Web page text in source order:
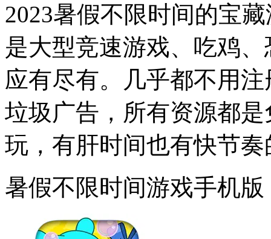
2023暑假不限时间的宝
是大型竞速游戏、吃鸡
应有尽有。几乎都不用
垃圾广告，所有资源都
玩，有肝时间也有快节
暑假不限时间游戏手机版